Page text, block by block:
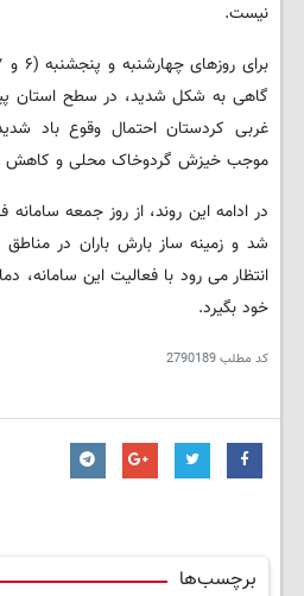
نیست.
گاهی به شکل شدید، در سطح استان
غربی کردستان احتمال وقوع باد
موجب خیزش گردوخاک محلی و کاهش
در ادامه این روند، از روز جمعه
شد و زمینه ساز بارش باران در
انتظار می رود با فعالیت این سامانه،
خود بگیرد.
کد مطلب2790189
برچسب‌ها